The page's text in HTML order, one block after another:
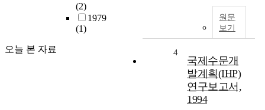
(2)
1979
(1)
오늘 본 자료
원문
보기
4
국제수문개
발계획(IHP)
연구보고서,
1994